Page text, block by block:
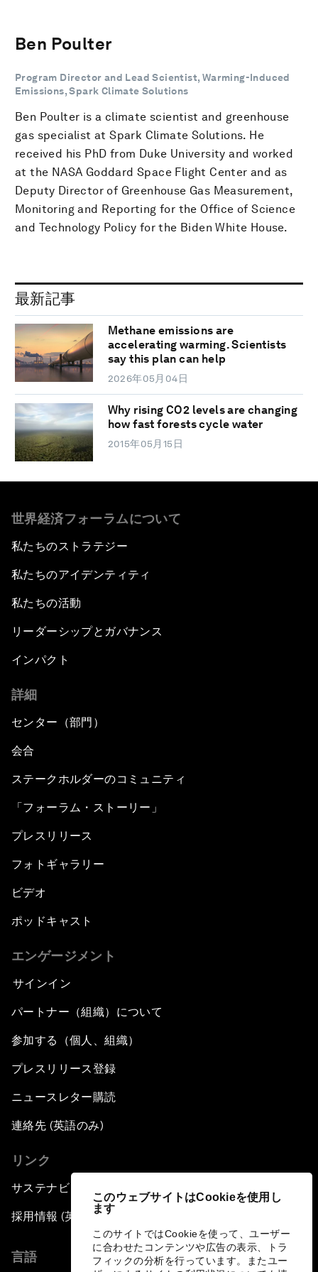
このウェブサイトはCookieを使用し
ます
このサイトではCookieを使って、ユーザー
に合わせたコンテンツや広告の表示、トラ
フィックの分析を行っています。またユー
Ben Poulter
Program Director and Lead Scientist, Warming-Induced
Emissions, Spark Climate Solutions
Ben Poulter is a climate scientist and greenhouse
gas specialist at Spark Climate Solutions. He
received his PhD from Duke University and worked
at the NASA Goddard Space Flight Center and as
Deputy Director of Greenhouse Gas Measurement,
Monitoring and Reporting for the Office of Science
and Technology Policy for the Biden White House.
最新記事
Methane emissions are
accelerating warming. Scientists
say this plan can help
2026年05月04日
Why rising CO2 levels are changing
how fast forests cycle water
2015年05月15日
世界経済フォーラムについて
私たちのストラテジー
私たちのアイデンティティ
私たちの活動
リーダーシップとガバナンス
インパクト
詳細
センター（部門）
会合
ステークホルダーのコミュニティ
「フォーラム・ストーリー」
プレスリリース
フォトギャラリー
ビデオ
ポッドキャスト
エンゲージメント
サインイン
パートナー（組織）について
参加する（個人、組織）
プレスリリース登録
ニュースレター購読
連絡先 (英語のみ)
リンク
サステナビリティへの取り組み
採用情報 (英語のみ)
言語